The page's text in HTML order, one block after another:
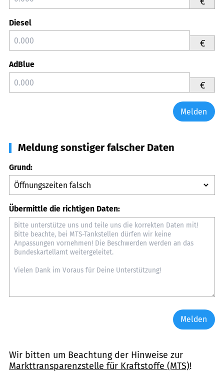
Diesel
€
AdBlue
€
Melden
Meldung sonstiger falscher Daten
Grund:
Übermittle die richtigen Daten:
Melden
Wir bitten um Beachtung der Hinweise zur
Markttransparenzstelle für Kraftstoffe (MTS)!